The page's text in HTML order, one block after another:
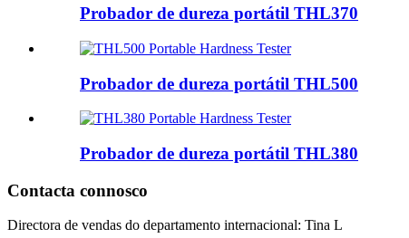
Probador de dureza portátil THL370
Probador de dureza portátil THL500
Probador de dureza portátil THL380
Contacta connosco
Directora de vendas do departamento internacional: Tina L